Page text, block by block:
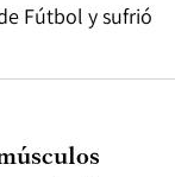
Fútbol y sufrió